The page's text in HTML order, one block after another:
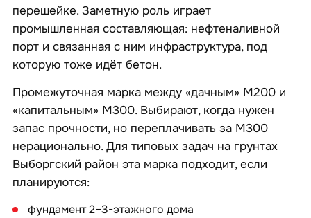
перешейке. Заметную роль играет
промышленная составляющая: нефтеналивной
порт и связанная с ним инфраструктура, под
которую тоже идёт бетон.
Промежуточная марка между «дачным» М200 и
«капитальным» М300. Выбирают, когда нужен
запас прочности, но переплачивать за М300
нерационально. Для типовых задач на грунтах
Выборгский район эта марка подходит, если
планируются:
фундамент 2–3-этажного дома